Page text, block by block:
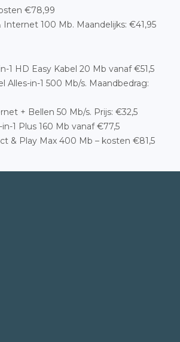
€78,99
Internet 100 Mb. Maandelijks: €41,95
1 HD Easy Kabel 20 Mb vanaf €51,5
Alles-in-1 500 Mb/s. Maandbedrag:
+ Bellen 50 Mb/s. Prijs: €32,5
1 Plus 160 Mb vanaf €77,5
& Play Max 400 Mb – kosten €81,5